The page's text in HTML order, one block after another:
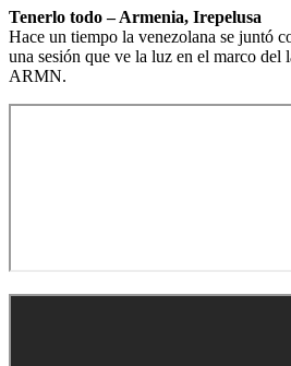
Tenerlo todo – Armenia, Irepelusa
Hace un tiempo la venezolana se juntó
una sesión que ve la luz en el marco del
ARMN.